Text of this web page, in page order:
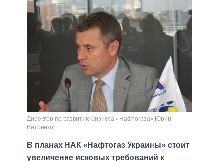
Директор по развитию бизнеса «Нафтогаза» Юрий
Витренко
В планах НАК «Нафтогаз Украины» стоит
увеличение исковых требований к